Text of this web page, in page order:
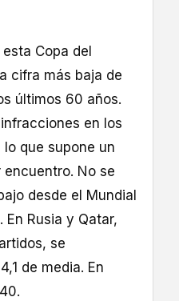
Copa del
cifra más baja de
últimos 60 años.
en los
que supone un
No se
desde el Mundial
En Rusia y Qatar,
se
de media. En